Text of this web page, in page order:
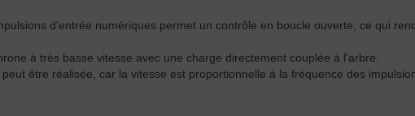
d'entrée numériques permet un contrôle en boucle ouverte, ce qui
à très basse vitesse avec une charge directement couplée à l'arbre.
être réalisée, car la vitesse est proportionnelle à la fréquence des